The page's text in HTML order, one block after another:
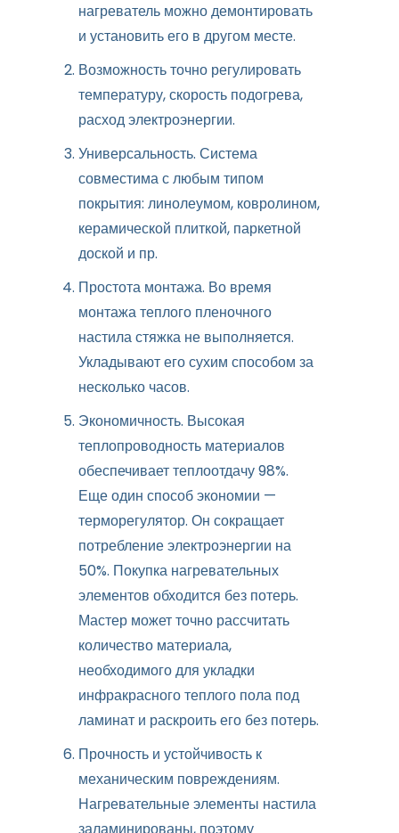
нагреватель можно демонтировать
и установить его в другом месте.
Возможность точно регулировать
температуру, скорость подогрева,
расход электроэнергии.
Универсальность. Система
совместима с любым типом
покрытия: линолеумом, ковролином,
керамической плиткой, паркетной
доской и пр.
Простота монтажа. Во время
монтажа теплого пленочного
настила стяжка не выполняется.
Укладывают его сухим способом за
несколько часов.
Экономичность. Высокая
теплопроводность материалов
обеспечивает теплоотдачу 98%.
Еще один способ экономии —
терморегулятор. Он сокращает
потребление электроэнергии на
50%. Покупка нагревательных
элементов обходится без потерь.
Мастер может точно рассчитать
количество материала,
необходимого для укладки
инфракрасного теплого пола под
ламинат и раскроить его без потерь.
Прочность и устойчивость к
механическим повреждениям.
Нагревательные элементы настила